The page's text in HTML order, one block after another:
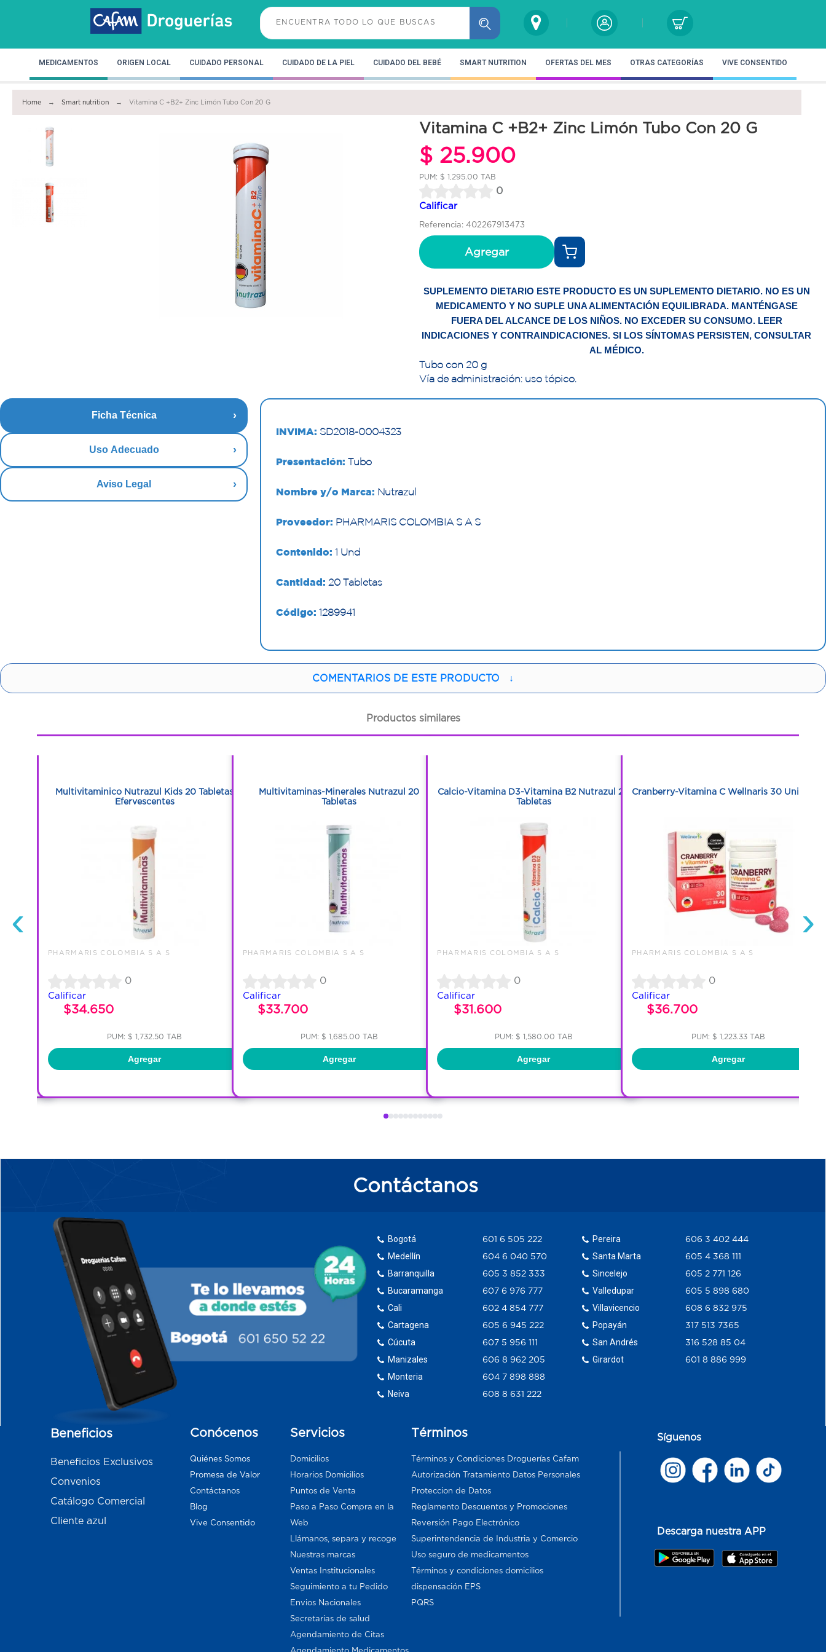
MEDICAMENTOS ORIGEN LOCAL CUIDADO PERSONAL CUIDADO DE LA PIEL CUIDADO DEL BEBÉ SMART NUTRITION OFERTAS DEL MES OTRAS CATEGORÍAS VIVE CONSENTIDO
Home Smart nutrition Vitamina C +B2+ Zinc Limón Tubo Con 20 G
Vitamina C +B2+ Zinc Limón Tubo Con 20 G
$ 25.900
PUM: $ 1,295.00 TAB
0
Calificar
Referencia: 402267913473
Agregar
SUPLEMENTO DIETARIO ESTE PRODUCTO ES UN SUPLEMENTO DIETARIO. NO ES UN
MEDICAMENTO Y NO SUPLE UNA ALIMENTACIÓN EQUILIBRADA. MANTÉNGASE
FUERA DEL ALCANCE DE LOS NIÑOS. NO EXCEDER SU CONSUMO. LEER
INDICACIONES Y CONTRAINDICACIONES. SI LOS SÍNTOMAS PERSISTEN, CONSULTAR
AL MÉDICO.
Tubo con 20 g
Vía de administración: uso tópico.
Ficha Técnica
Uso Adecuado
Aviso Legal
INVIMA: SD2018-0004323
Presentación: Tubo
Nombre y/o Marca: Nutrazul
Proveedor: PHARMARIS COLOMBIA S A S
Contenido: 1 Und
Cantidad: 20 Tabletas
Código: 1289941
COMENTARIOS DE ESTE PRODUCTO ↓
Productos similares
‹
Multivitaminico Nutrazul Kids 20 Tabletas
Efervescentes
PHARMARIS COLOMBIA S A S
0
Calificar
$34.650
PUM: $ 1,732.50 TAB
Agregar
Multivitaminas-Minerales Nutrazul 20
Tabletas
PHARMARIS COLOMBIA S A S
0
Calificar
$33.700
PUM: $ 1,685.00 TAB
Agregar
Calcio-Vitamina D3-Vitamina B2 Nutrazul 20
Tabletas
PHARMARIS COLOMBIA S A S
0
Calificar
$31.600
PUM: $ 1,580.00 TAB
Agregar
Cranberry-Vitamina C Wellnaris 30 Unidades
PHARMARIS COLOMBIA S A S
0
Calificar
$36.700
PUM: $ 1,223.33 TAB
Agregar
›
Contáctanos
Bogotá
Medellín
Barranquilla
Bucaramanga
Cali
Cartagena
Cúcuta
Manizales
Monteria
Neiva
601 6 505 222
604 6 040 570
605 3 852 333
607 6 976 777
602 4 854 777
605 6 945 222
607 5 956 111
606 8 962 205
604 7 898 888
608 8 631 222
Pereira
Santa Marta
Sincelejo
Valledupar
Villavicencio
Popayán
San Andrés
Girardot
606 3 402 444
605 4 368 111
605 2 771 126
605 5 898 680
608 6 832 975
317 513 7365
316 528 85 04
601 8 886 999
Beneficios
Beneficios Exclusivos
Convenios
Catálogo Comercial
Cliente azul
Conócenos
Quiénes Somos
Promesa de Valor
Contáctanos
Blog
Vive Consentido
Servicios
Domicilios
Horarios Domicilios
Puntos de Venta
Paso a Paso Compra en la
Web
Llámanos, separa y recoge
Nuestras marcas
Ventas Institucionales
Seguimiento a tu Pedido
Envios Nacionales
Secretarias de salud
Agendamiento de Citas
Términos
Términos y Condiciones Droguerías Cafam
Autorización Tratamiento Datos Personales
Proteccion de Datos
Reglamento Descuentos y Promociones
Reversión Pago Electrónico
Superintendencia de Industria y Comercio
Uso seguro de medicamentos
Términos y condiciones domicilios
dispensación EPS
PQRS
Síguenos
Descarga nuestra APP